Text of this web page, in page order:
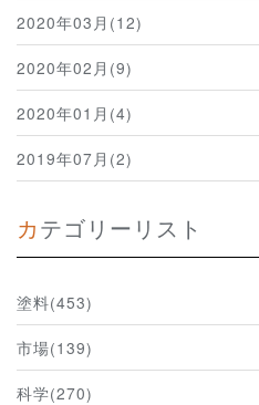
2020年03月(12)
2020年02月(9)
2020年01月(4)
2019年07月(2)
カテゴリーリスト
塗料(453)
市場(139)
科学(270)